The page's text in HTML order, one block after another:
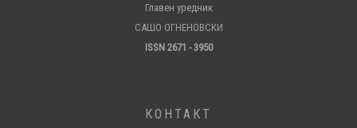
Главен уредник
САШО ОГНЕНОВСКИ
ISSN 2671 - 3950
КОНТАКТ